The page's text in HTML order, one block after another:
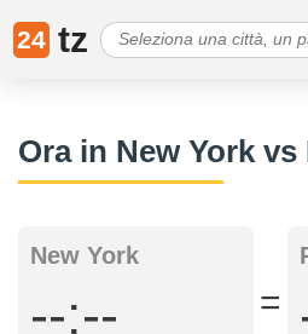
24 tz
Ora in New York vs
New York
--:-- =